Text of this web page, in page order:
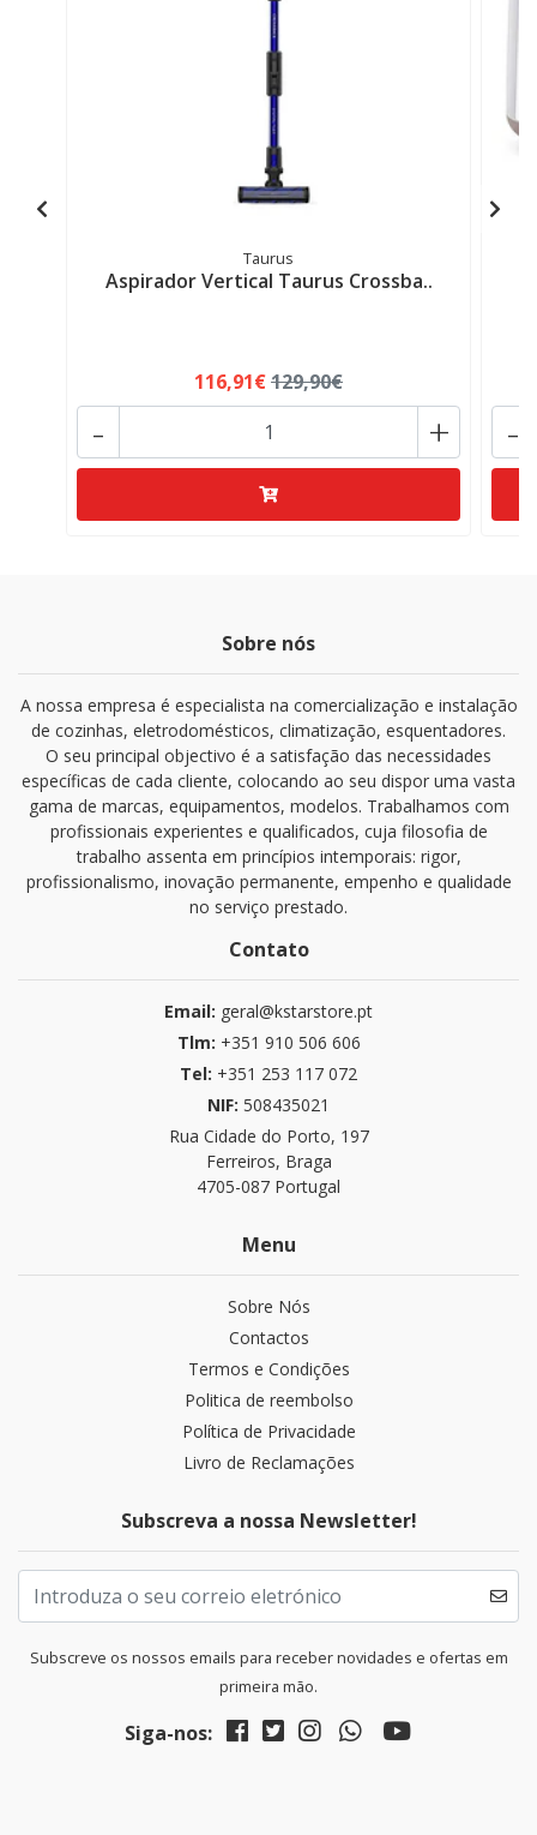
Taurus
Aspirador Vertical Taurus Crossba..
116,91€129,90€
+
- -
Sobre nós
A nossa empresa é especialista na comercialização e instalação
de cozinhas, eletrodomésticos, climatização, esquentadores.
O seu principal objectivo é a satisfação das necessidades
específicas de cada cliente, colocando ao seu dispor uma vasta
gama de marcas, equipamentos, modelos. Trabalhamos com
profissionais experientes e qualificados, cuja filosofia de
trabalho assenta em princípios intemporais: rigor,
profissionalismo, inovação permanente, empenho e qualidade
no serviço prestado.
Contato
Email: geral@kstarstore.pt
Tlm: +351 910 506 606
Tel: +351 253 117 072
NIF: 508435021
Rua Cidade do Porto, 197
Ferreiros, Braga
4705-087 Portugal
Menu
Sobre Nós
Contactos
Termos e Condições
Politica de reembolso
Política de Privacidade
Livro de Reclamações
Subscreva a nossa Newsletter!
Subscreve os nossos emails para receber novidades e ofertas em
primeira mão.
Siga-nos: